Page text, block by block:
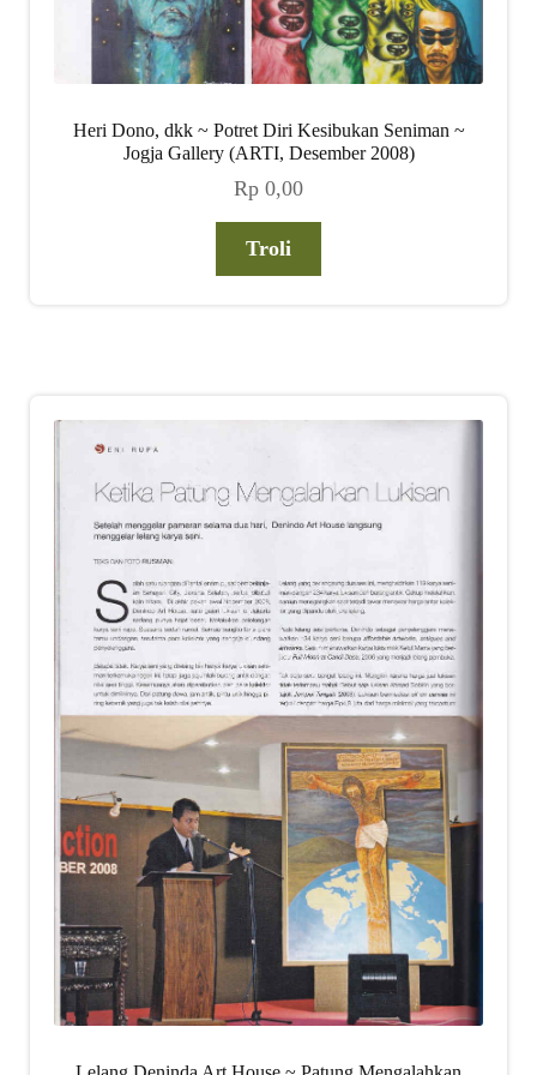
Heri Dono, dkk ~ Potret Diri Kesibukan Seniman ~
Jogja Gallery (ARTI, Desember 2008)
Rp 0,00
Troli